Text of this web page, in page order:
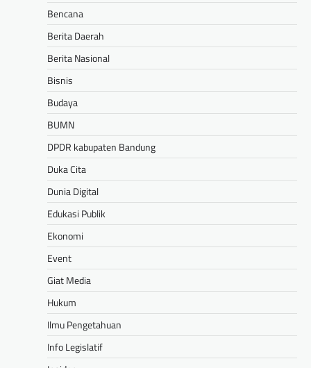
Bencana
Berita Daerah
Berita Nasional
Bisnis
Budaya
BUMN
DPDR kabupaten Bandung
Duka Cita
Dunia Digital
Edukasi Publik
Ekonomi
Event
Giat Media
Hukum
Ilmu Pengetahuan
Info Legislatif